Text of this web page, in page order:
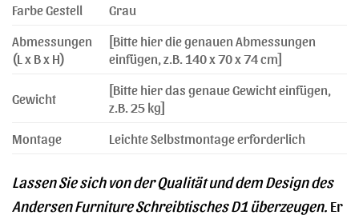
Farbe Gestell
Grau
Abmessungen
(L x B x H)
[Bitte hier die genauen Abmessungen
einfügen, z.B. 140 x 70 x 74 cm]
Gewicht
[Bitte hier das genaue Gewicht einfügen,
z.B. 25 kg]
Montage
Leichte Selbstmontage erforderlich
Lassen Sie sich von der Qualität und dem Design des
Andersen Furniture Schreibtisches D1 überzeugen. Er